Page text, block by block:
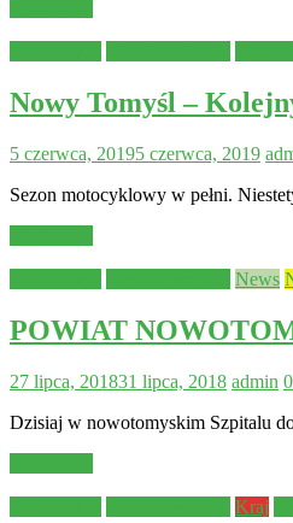
Nowy Tomyśl –
5 czerwca, 20195 czerwca, 2019
Sezon motocyklowy w pełni.
News
POWIAT
27 lipca, 201831 lipca, 2018 admin
Dzisiaj w nowotomyskim Szpitalu
Kraj